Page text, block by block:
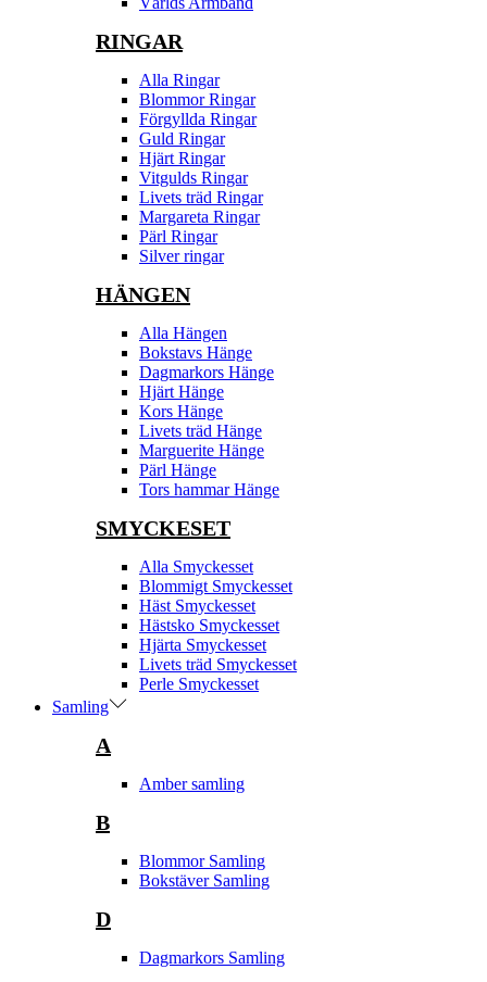
RINGAR
Alla Ringar
Blommor Ringar
Förgyllda Ringar
Guld Ringar
Hjärt Ringar
Vitgulds Ringar
Livets träd Ringar
Margareta Ringar
Pärl Ringar
Silver ringar
HÄNGEN
Alla Hängen
Bokstavs Hänge
Dagmarkors Hänge
Hjärt Hänge
Kors Hänge
Livets träd Hänge
Marguerite Hänge
Pärl Hänge
Tors hammar Hänge
SMYCKESET
Alla Smyckesset
Blommigt Smyckesset
Häst Smyckesset
Hästsko Smyckesset
Hjärta Smyckesset
Livets träd Smyckesset
Perle Smyckesset
Samling
A
Amber samling
B
Blommor Samling
Bokstäver Samling
D
Dagmarkors Samling